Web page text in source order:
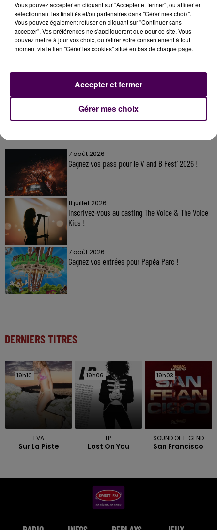
7 août 2026
Gagnez vos pass pour le V and B Fest' 2026 !
11 juillet 2026
Inscrivez-vous au casting The Voice & The Voice
Kids !
7 août 2026
Gagnez vos entrées pour Papéa Parc !
DERNIERS TITRES
19h10
19h10
EVA
Sur La Piste
19h06
19h06
LP
Lost On You
19h03
19h03
SOUND OF LEGEND
San Francisco
Vous pouvez accepter en cliquant sur "Accepter et fermer", ou affiner en
sélectionnant les finalités et/ou partenaires dans "Gérer mes choix".
Vous pouvez également refuser en cliquant sur "Continuer sans
accepter". Vos préférences ne s'appliqueront que pour ce site. Vous
pouvez mettre à jour vos choix, ou retirer votre consentement à tout
moment via le lien "Gérer les cookies" situé en bas de chaque page.
Gérer mes choix
Accepter et fermer